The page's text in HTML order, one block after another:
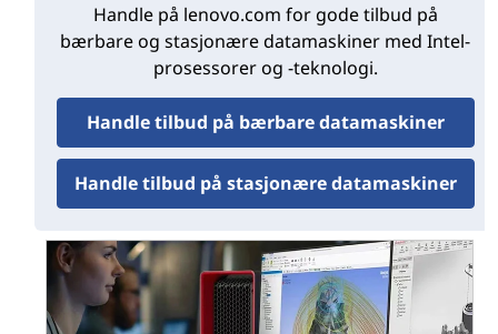
Core™-mobilprosessorer var opprinnelig bare
tilgjengelig i stasjonære CPU-er. Hver brikke er utformet
slik at krevende oppgaver kan gå til én type
spesialkjerne, mens enklere oppgaver går til andre
kjerner som er optimalisert for slikt arbeid:
Ytelseskjerner (P-kjerner):P-kjerner er
konstruert for å håndtere enkelttrådede og lett
trådede forespørsler som det er best å holde
innenfor en enkelt kjerne (i stedet for å dele dem
på mange).
Effektive kjerner (E-kjerner):E-kjerner er
Handle på lenovo.com for gode tilbud på
bærbare og stasjonære datamaskiner med Intel-
prosessorer og -teknologi.
Handle tilbud på bærbare datamaskiner
Handle tilbud på stasjonære datamaskiner